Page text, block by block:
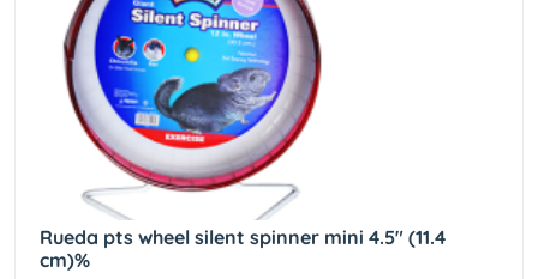
Rueda pts wheel silent spinner mini 4.5" (11.4
cm)%